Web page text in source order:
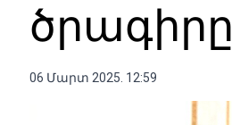
ծրագիրը
06 Մարտ 2025. 12:59